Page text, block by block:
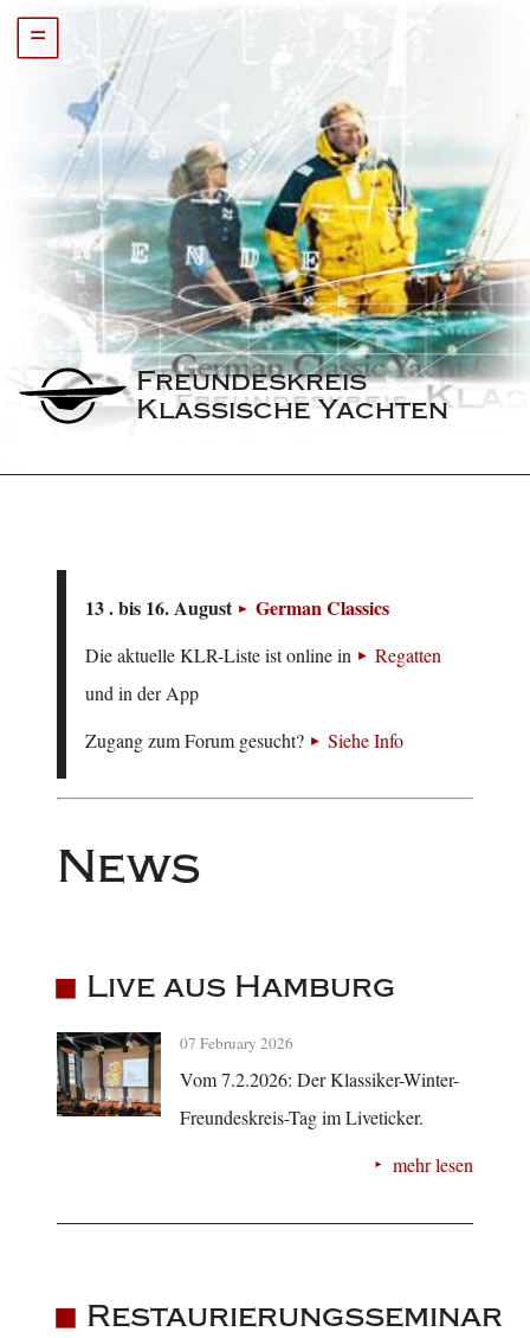
=
Freundeskreis
Klassische Yachten
13 . bis 16. August German Classics
Die aktuelle KLR-Liste ist online in
Regatten
und in der App
Zugang zum Forum gesucht?
Siehe Info
News
Live aus Hamburg
07 February 2026
Vom 7.2.2026: Der Klassiker-Winter-
Freundeskreis-Tag im Liveticker.
mehr lesen
Restaurierungsseminar